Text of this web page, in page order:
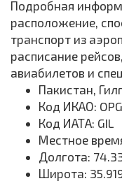
Подробная
расположение,
транспорт из
расписание
авиабилетов и
Пакистан,
Код ИКАО:
Код ИАТА: GIL
Местное
Долгота:
Широта: